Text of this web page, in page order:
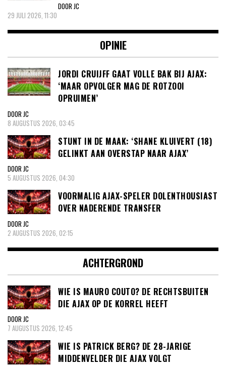
DOOR JC
29 JULI 2026, 11:30
OPINIE
JORDI CRUIJFF GAAT VOLLE BAK BIJ AJAX:
‘MAAR OPVOLGER MAG DE ROTZOOI
OPRUIMEN’
DOOR JC
8 AUGUSTUS 2026, 03:45
STUNT IN DE MAAK: ‘SHANE KLUIVERT (18)
GELINKT AAN OVERSTAP NAAR AJAX’
DOOR JC
5 AUGUSTUS 2026, 04:30
VOORMALIG AJAX-SPELER DOLENTHOUSIAST
OVER NADERENDE TRANSFER
DOOR JC
2 AUGUSTUS 2026, 02:15
ACHTERGROND
WIE IS MAURO COUTO? DE RECHTSBUITEN
DIE AJAX OP DE KORREL HEEFT
DOOR JC
7 AUGUSTUS 2026, 12:45
WIE IS PATRICK BERG? DE 28-JARIGE
MIDDENVELDER DIE AJAX VOLGT